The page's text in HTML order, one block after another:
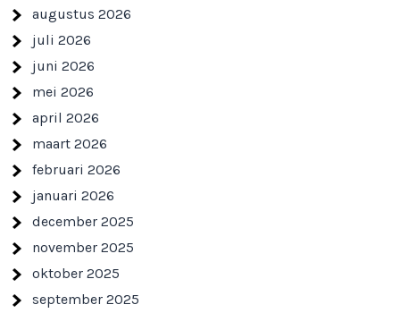
augustus 2026
juli 2026
juni 2026
mei 2026
april 2026
maart 2026
februari 2026
januari 2026
december 2025
november 2025
oktober 2025
september 2025